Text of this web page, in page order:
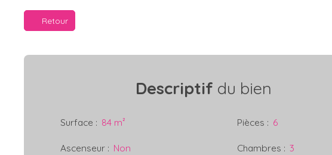
Retour
Descriptif du bien
Surface : 84 m² Pièces : 6
Ascenseur : Non Chambres : 3